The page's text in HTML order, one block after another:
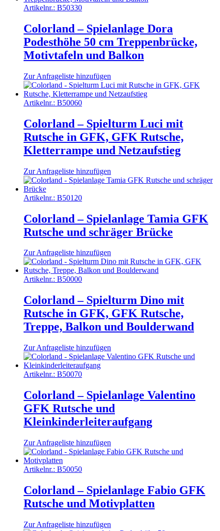
Artikelnr.: B50330
Colorland – Spielanlage Dora
Podesthöhe 50 cm Treppenbrücke,
Motivtafeln und Balkon
Zur Anfrageliste hinzufügen
Artikelnr.: B50060
Colorland – Spielturm Luci mit
Rutsche in GFK, GFK Rutsche,
Kletterrampe und Netzaufstieg
Zur Anfrageliste hinzufügen
Artikelnr.: B50120
Colorland – Spielanlage Tamia GFK
Rutsche und schräger Brücke
Zur Anfrageliste hinzufügen
Artikelnr.: B50000
Colorland – Spielturm Dino mit
Rutsche in GFK, GFK Rutsche,
Treppe, Balkon und Boulderwand
Zur Anfrageliste hinzufügen
Artikelnr.: B50070
Colorland – Spielanlage Valentino
GFK Rutsche und
Kleinkinderleiteraufgang
Zur Anfrageliste hinzufügen
Artikelnr.: B50050
Colorland – Spielanlage Fabio GFK
Rutsche und Motivplatten
Zur Anfrageliste hinzufügen